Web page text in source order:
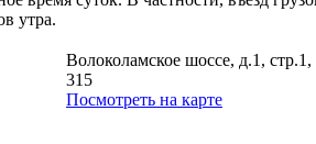
утра.
Волоколамское шоссе, д.1,
315
Посмотреть на карте